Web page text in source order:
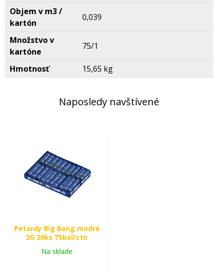
Objem v m3 /
kartón
0,039
Množstvo v
kartóne
75/1
Hmotnosť 15,65 kg
Naposledy navštívené
Petardy Big Bang modré
2G 20ks 75bal/ctn
Na sklade